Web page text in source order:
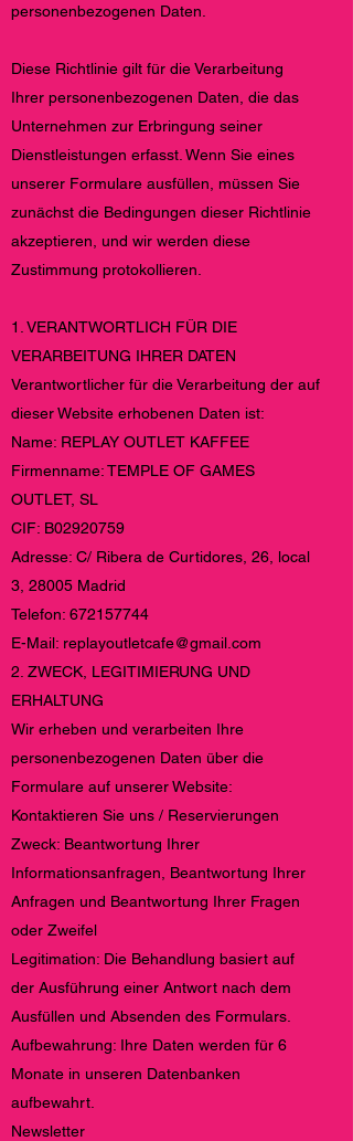
personenbezogenen Daten.
Diese Richtlinie gilt für die Verarbeitung
Ihrer personenbezogenen Daten, die das
Unternehmen zur Erbringung seiner
Dienstleistungen erfasst. Wenn Sie eines
unserer Formulare ausfüllen, müssen Sie
zunächst die Bedingungen dieser Richtlinie
akzeptieren, und wir werden diese
Zustimmung protokollieren.
1. VERANTWORTLICH FÜR DIE
VERARBEITUNG IHRER DATEN
Verantwortlicher für die Verarbeitung der auf
dieser Website erhobenen Daten ist:
Name: REPLAY OUTLET KAFFEE
Firmenname: TEMPLE OF GAMES
OUTLET, SL
CIF: B02920759
Adresse: C/ Ribera de Curtidores, 26, local
3, 28005 Madrid
Telefon: 672157744
E-Mail: replayoutletcafe@gmail.com
2. ZWECK, LEGITIMIERUNG UND
ERHALTUNG
Wir erheben und verarbeiten Ihre
personenbezogenen Daten über die
Formulare auf unserer Website:
Kontaktieren Sie uns / Reservierungen
Zweck: Beantwortung Ihrer
Informationsanfragen, Beantwortung Ihrer
Anfragen und Beantwortung Ihrer Fragen
oder Zweifel
Legitimation: Die Behandlung basiert auf
der Ausführung einer Antwort nach dem
Ausfüllen und Absenden des Formulars.
Aufbewahrung: Ihre Daten werden für 6
Monate in unseren Datenbanken
aufbewahrt.
Newsletter